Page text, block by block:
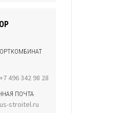
+7 496 342 98 28
ПОЧТА
stroitel.ru